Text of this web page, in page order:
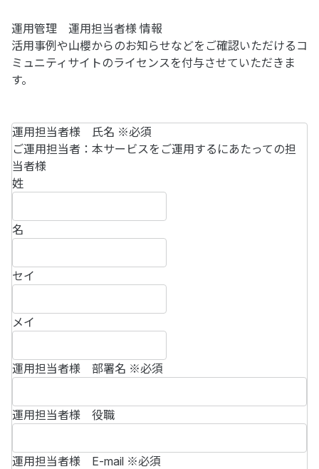
運用管理 運用担当者様 情報
活用事例や山櫻からのお知らせなどをご確認いただけるコ
ミュニティサイトのライセンスを付与させていただきま
す。
運用担当者様 氏名 ※必須
ご運用担当者：本サービスをご運用するにあたっての担
当者様
姓
名
セイ
メイ
運用担当者様 部署名 ※必須
運用担当者様 役職
運用担当者様 E-mail ※必須